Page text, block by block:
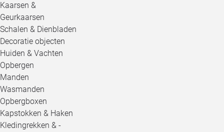
Kaarsen &
Geurkaarsen
Schalen & Dienbladen
Decoratie objecten
Huiden & Vachten
Opbergen
Manden
Wasmanden
Opbergboxen
Kapstokken & Haken
Kledingrekken & -